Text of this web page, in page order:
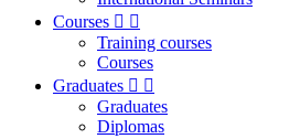
Courses  
Training courses
Courses
Graduates  
Graduates
Diplomas